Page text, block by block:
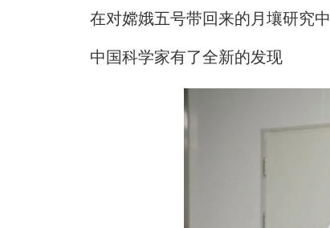
在对嫦娥五号带回来的月壤研究中
中国科学家有了全新的发现